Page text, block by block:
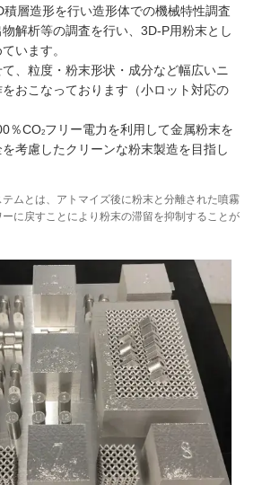
層造形を行い造形体での機械特性調査
解析等の調査を行い、3D-P用粉末とし
います。
、粒度・粉末形状・成分など幅広いニ
おこなっております（小ロット対応の
％CO2フリー電力を利用して金属粉末を
考慮したクリーンな粉末製造を目指し
ムとは、アトマイズ後に粉末と分離された噴霧
に戻すことにより粉末の滞留を抑制することが